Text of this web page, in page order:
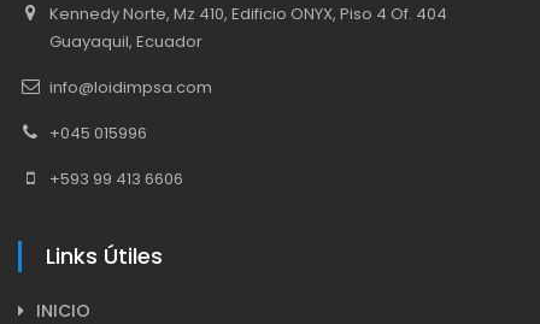
Kennedy Norte, Mz 410, Edificio ONYX, Piso 4 Of. 404
Guayaquil, Ecuador
info@loidimpsa.com
+045 015996
+593 99 413 6606
Links Útiles
INICIO